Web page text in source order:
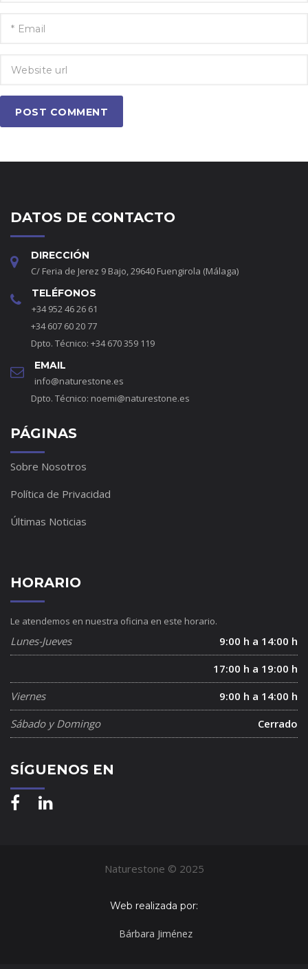
POST COMMENT
DATOS DE CONTACTO
DIRECCIÓN
C/ Feria de Jerez 9 Bajo, 29640 Fuengirola (Málaga)
TELÉFONOS
+34 952 46 26 61
+34 607 60 20 77
Dpto. Técnico: +34 670 359 119
EMAIL
info@naturestone.es
Dpto. Técnico: noemi@naturestone.es
PÁGINAS
Sobre Nosotros
Política de Privacidad
Últimas Noticias
HORARIO
Le atendemos en nuestra oficina en este horario.
Lunes-Jueves
9:00 h a 14:00 h
17:00 h a 19:00 h
Viernes
9:00 h a 14:00 h
Sábado y Domingo
Cerrado
SÍGUENOS EN
Naturestone © 2025
Web realizada por:
Bárbara Jiménez